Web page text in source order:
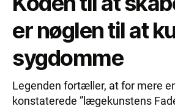
er nøglen til at
sygdomme
Legenden fortæller, at for mere
konstaterede ”lægekunstens